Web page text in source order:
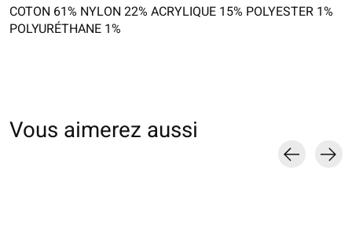
COTON 61% NYLON 22% ACRYLIQUE 15% POLYESTER 1%
POLYURÉTHANE 1%
Vous aimerez aussi